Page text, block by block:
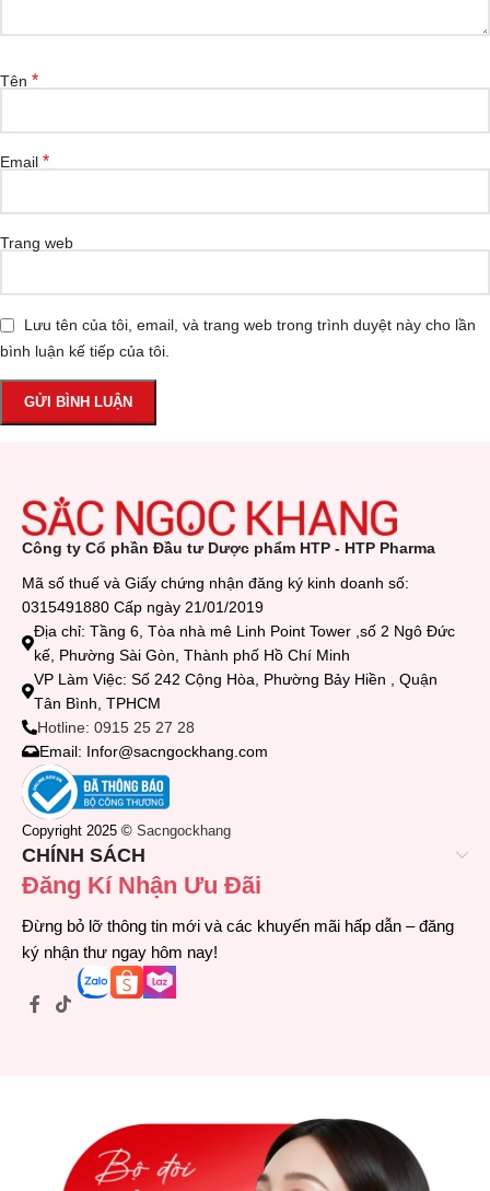
Tên *
Email *
Trang web
Lưu tên của tôi, email, và trang web trong trình duyệt này cho lần
bình luận kế tiếp của tôi.
Công ty Cổ phần Đầu tư Dược phẩm HTP - HTP Pharma
Mã số thuế và Giấy chứng nhận đăng ký kinh doanh số:
0315491880 Cấp ngày 21/01/2019
Địa chỉ: Tầng 6, Tòa nhà mê Linh Point Tower ,số 2 Ngô Đức
kế, Phường Sài Gòn, Thành phố Hồ Chí Minh
VP Làm Việc: Số 242 Cộng Hòa, Phường Bảy Hiền , Quận
Tân Bình, TPHCM
Hotline: 0915 25 27 28
Email: Infor@sacngockhang.com
Copyright 2025 © Sacngockhang
CHÍNH SÁCH
Đăng Kí Nhận Ưu Đãi
Đừng bỏ lỡ thông tin mới và các khuyến mãi hấp dẫn – đăng
ký nhận thư ngay hôm nay!